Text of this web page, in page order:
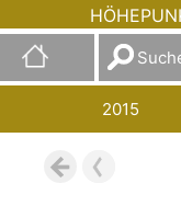
Suchen
nach:
2015